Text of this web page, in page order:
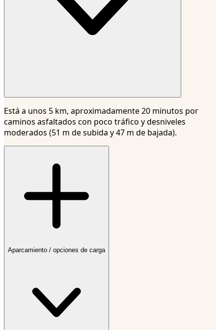
Está a unos 5 km, aproximadamente 20 minutos por
caminos asfaltados con poco tráfico y desniveles
moderados (51 m de subida y 47 m de bajada).
Aparcamiento / opciones de carga